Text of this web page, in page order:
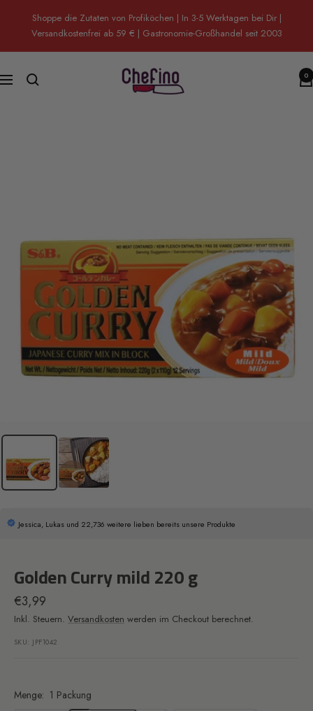
Shoppe die Zutaten von Profiköchen | In 3-5 Werktagen bei Dir |
Versandkostenfrei ab 59 € | Gastronomie-Großhandel seit 2003
Navigation
Chefino 0
Jessica, Lukas und 22,736 weitere lieben bereits unsere Produkte
Golden Curry mild 220 g
Angebotspreis
€3,99
Inkl. Steuern. Versandkosten werden im Checkout berechnet.
SKU: JPF1042
Menge: 1 Packung